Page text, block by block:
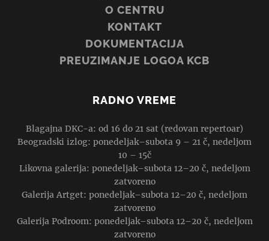
O CENTRU
KONTAKT
DOKUMENTACIJA
PREUZIMANJE LOGOA KCB
RADNO VREME
Blagajna DKC-a: od 16 do 21 sat (redovan repertoar)
Beogradski izlog: ponedeljak–subota 9 – 21 č, nedeljom
10 – 15č
Likovna galerija: ponedeljak–subota 12–20 č, nedeljom
zatvoreno
Galerija Artget: ponedeljak–subota 12–20 č, nedeljom
zatvoreno
Galerija Podroom: ponedeljak–subota 12–20 č, nedeljom
zatvoreno